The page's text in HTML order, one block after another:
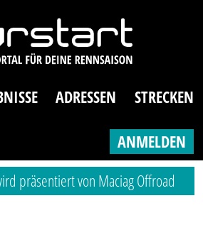
ADRESSEN STRECKEN
ANMELDEN
präsentiert von Maciag Offroad